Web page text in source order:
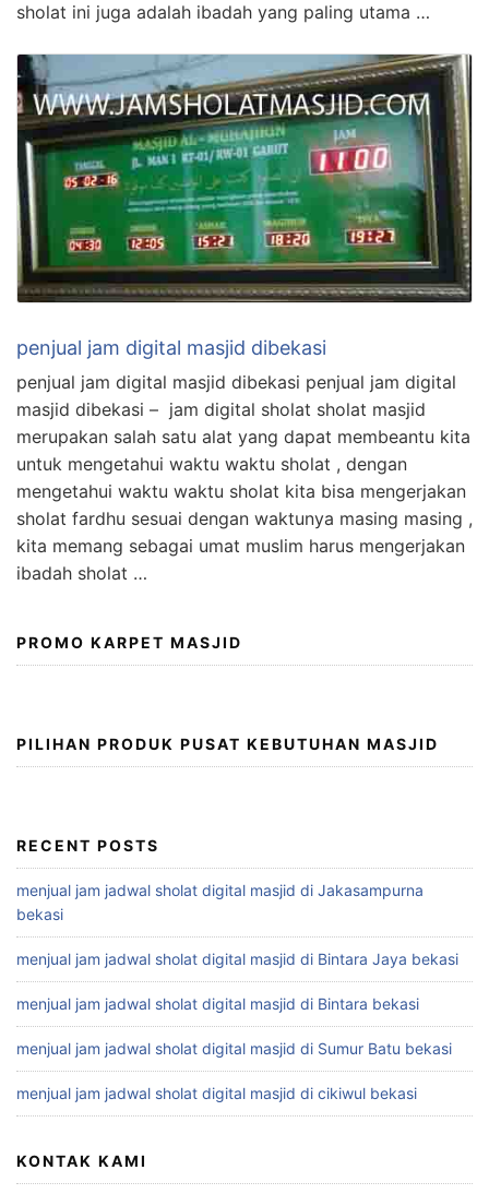
sholat ini juga adalah ibadah yang paling utama …
penjual jam digital masjid dibekasi
penjual jam digital masjid dibekasi penjual jam digital
masjid dibekasi – jam digital sholat sholat masjid
merupakan salah satu alat yang dapat membeantu kita
untuk mengetahui waktu waktu sholat , dengan
mengetahui waktu waktu sholat kita bisa mengerjakan
sholat fardhu sesuai dengan waktunya masing masing ,
kita memang sebagai umat muslim harus mengerjakan
ibadah sholat …
PROMO KARPET MASJID
PILIHAN PRODUK PUSAT KEBUTUHAN MASJID
RECENT POSTS
menjual jam jadwal sholat digital masjid di Jakasampurna
bekasi
menjual jam jadwal sholat digital masjid di Bintara Jaya bekasi
menjual jam jadwal sholat digital masjid di Bintara bekasi
menjual jam jadwal sholat digital masjid di Sumur Batu bekasi
menjual jam jadwal sholat digital masjid di cikiwul bekasi
KONTAK KAMI